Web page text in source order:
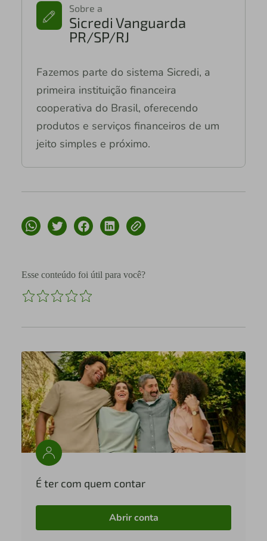
Sobre a
Sicredi Vanguarda
PR/SP/RJ
Fazemos parte do sistema Sicredi, a
primeira instituição financeira
cooperativa do Brasil, oferecendo
produtos e serviços financeiros de um
jeito simples e próximo.
Esse conteúdo foi útil para você?
É ter com quem contar
Abrir conta